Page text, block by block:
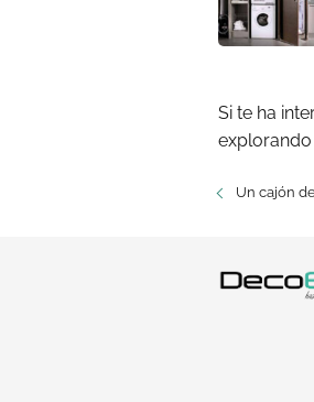
Si te ha
Un cajón